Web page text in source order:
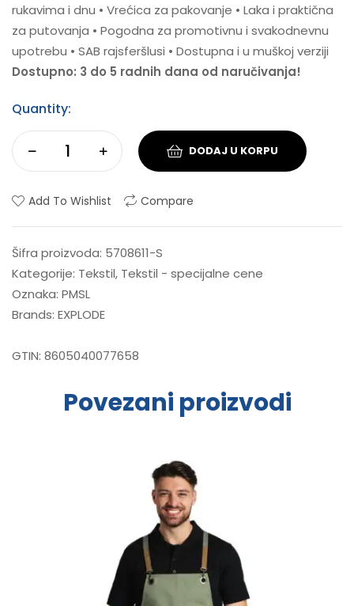
rukavima i dnu • Vrećica za pakovanje • Laka i praktična
za putovanja • Pogodna za promotivnu i svakodnevnu
upotrebu • SAB rajsferšlusi • Dostupna i u muškoj verziji
Dostupno: 3 do 5 radnih dana od naručivanja!
Quantity:
DODAJ U KORPU
Add To Wishlist Compare
Šifra proizvoda: 5708611-S
Kategorije: Tekstil, Tekstil - specijalne cene
Oznaka: PMSL
Brands: EXPLODE
GTIN: 8605040077658
Povezani proizvodi